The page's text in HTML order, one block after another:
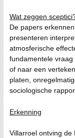
Wat zeggen
De papers
presenteren
atmosferische
fundamentele
of naar een
platen,
sociologische
Erkenning
Villarroel ontving de